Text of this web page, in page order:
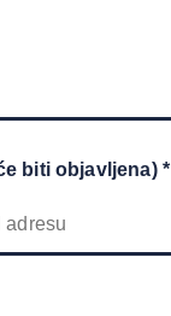
biti objavljena) *